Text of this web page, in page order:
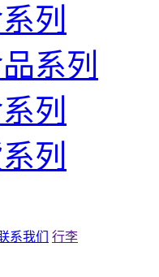
列
系列
列
列
系我们
行李